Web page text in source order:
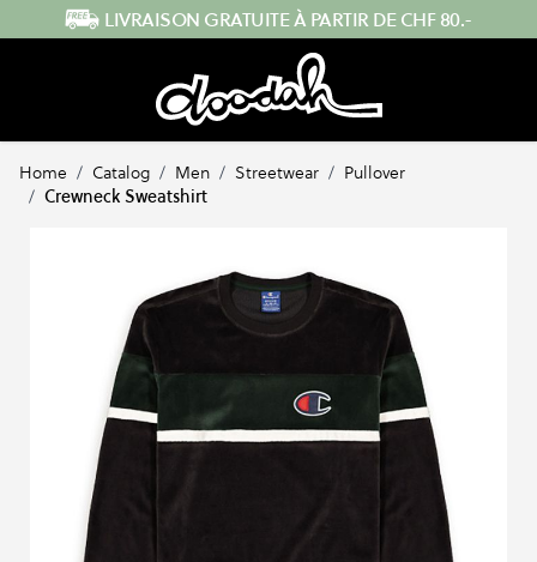
Skip to Content ENVOI RAPIDE DEPUIS LA SUISSE
Home / Catalog / Men / Streetwear / Pullover
/ Crewneck Sweatshirt